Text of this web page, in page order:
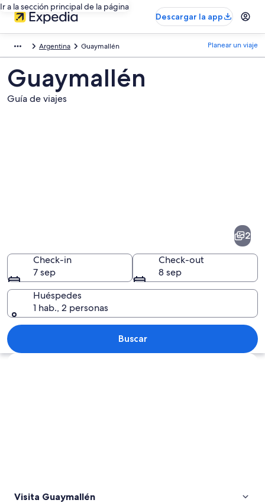
Ir a la sección principal de la página
Descargar la app
Argentina Guaymallén Planear un viaje
Guaymallén
Guía de viajes
2
Check-in
7 sep
Check-out
8 sep
Huéspedes
1 hab., 2 personas
Buscar
Explorar mapa
Visita Guaymallén